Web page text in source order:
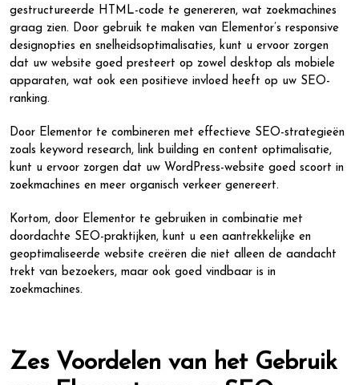
gestructureerde HTML-code te genereren, wat zoekmachines
graag zien. Door gebruik te maken van Elementor’s responsive
designopties en snelheidsoptimalisaties, kunt u ervoor zorgen
dat uw website goed presteert op zowel desktop als mobiele
apparaten, wat ook een positieve invloed heeft op uw SEO-
ranking.
Door Elementor te combineren met effectieve SEO-strategieën
zoals keyword research, link building en content optimalisatie,
kunt u ervoor zorgen dat uw WordPress-website goed scoort in
zoekmachines en meer organisch verkeer genereert.
Kortom, door Elementor te gebruiken in combinatie met
doordachte SEO-praktijken, kunt u een aantrekkelijke en
geoptimaliseerde website creëren die niet alleen de aandacht
trekt van bezoekers, maar ook goed vindbaar is in
zoekmachines.
Zes Voordelen van het Gebruik